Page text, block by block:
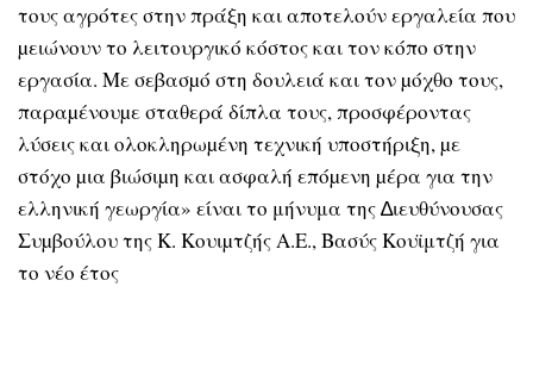
τους αγρότες στην πράξη και αποτελούν εργαλεία που
µειώνουν το λειτουργικό κόστος και τον κόπο στην
εργασία. Με σεβασµό στη δουλειά και τον µόχθο τους,
παραµένουµε σταθερά δίπλα τους, προσφέροντας
λύσεις και ολοκληρωµένη τεχνική υποστήριξη, µε
στόχο µια βιώσιµη και ασφαλή επόµενη µέρα για την
ελληνική γεωργία» είναι το μήνυμα της ∆ιευθύνουσας
Συµβούλου της Κ. Κουιµτζής Α.Ε., Βασύς Κουϊμτζή για
το νέο έτος